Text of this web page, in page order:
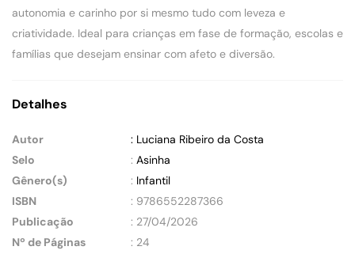
autonomia e carinho por si mesmo tudo com leveza e
criatividade. Ideal para crianças em fase de formação, escolas e
famílias que desejam ensinar com afeto e diversão.
Detalhes
Autor
: Luciana Ribeiro da Costa
Selo
: Asinha
Gênero(s)
: Infantil
ISBN
: 9786552287366
Publicação
: 27/04/2026
Nº de Páginas
: 24